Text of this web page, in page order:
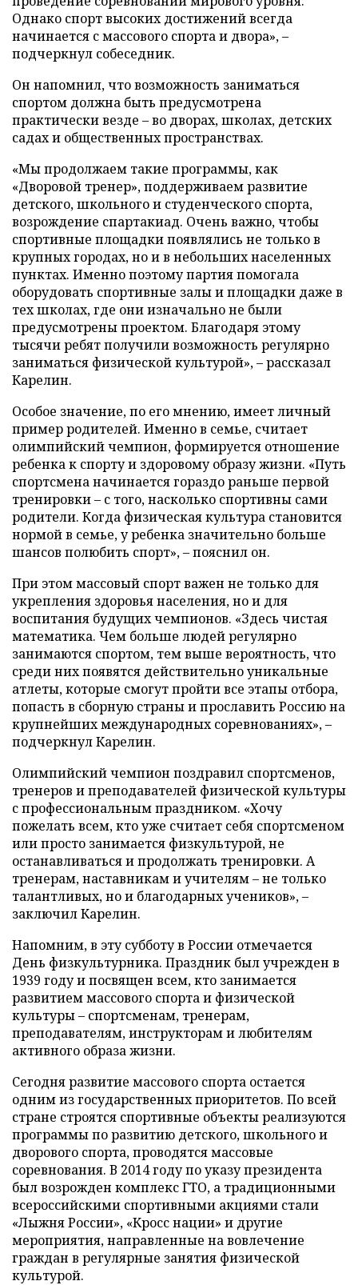
Однако спорт высоких достижений всегда
начинается с массового спорта и двора», –
подчеркнул собеседник.
Он напомнил, что возможность заниматься
спортом должна быть предусмотрена
практически везде – во дворах, школах, детских
садах и общественных пространствах.
«Мы продолжаем такие программы, как
«Дворовой тренер», поддерживаем развитие
детского, школьного и студенческого спорта,
возрождение спартакиад. Очень важно, чтобы
спортивные площадки появлялись не только в
крупных городах, но и в небольших населенных
пунктах. Именно поэтому партия помогала
оборудовать спортивные залы и площадки даже в
тех школах, где они изначально не были
предусмотрены проектом. Благодаря этому
тысячи ребят получили возможность регулярно
заниматься физической культурой», – рассказал
Карелин.
Особое значение, по его мнению, имеет личный
пример родителей. Именно в семье, считает
олимпийский чемпион, формируется отношение
ребенка к спорту и здоровому образу жизни. «Путь
спортсмена начинается гораздо раньше первой
тренировки – с того, насколько спортивны сами
родители. Когда физическая культура становится
нормой в семье, у ребенка значительно больше
шансов полюбить спорт», – пояснил он.
При этом массовый спорт важен не только для
укрепления здоровья населения, но и для
воспитания будущих чемпионов. «Здесь чистая
математика. Чем больше людей регулярно
занимаются спортом, тем выше вероятность, что
среди них появятся действительно уникальные
атлеты, которые смогут пройти все этапы отбора,
попасть в сборную страны и прославить Россию на
крупнейших международных соревнованиях», –
подчеркнул Карелин.
Олимпийский чемпион поздравил спортсменов,
тренеров и преподавателей физической культуры
с профессиональным праздником. «Хочу
пожелать всем, кто уже считает себя спортсменом
или просто занимается физкультурой, не
останавливаться и продолжать тренировки. А
тренерам, наставникам и учителям – не только
талантливых, но и благодарных учеников», –
заключил Карелин.
Напомним, в эту субботу в России отмечается
День физкультурника. Праздник был учрежден в
1939 году и посвящен всем, кто занимается
развитием массового спорта и физической
культуры – спортсменам, тренерам,
преподавателям, инструкторам и любителям
активного образа жизни.
Сегодня развитие массового спорта остается
одним из государственных приоритетов. По всей
стране строятся спортивные объекты реализуются
программы по развитию детского, школьного и
дворового спорта, проводятся массовые
соревнования. В 2014 году по указу президента
был возрожден комплекс ГТО, а традиционными
всероссийскими спортивными акциями стали
«Лыжня России», «Кросс нации» и другие
мероприятия, направленные на вовлечение
граждан в регулярные занятия физической
культурой.